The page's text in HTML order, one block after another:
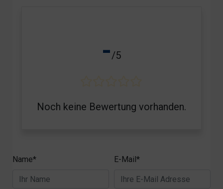
-/5
Noch keine Bewertung vorhanden.
Name* E-Mail*